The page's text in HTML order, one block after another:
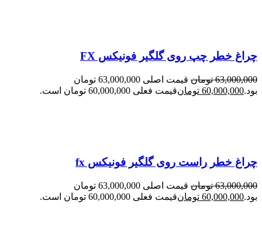
چراغ خطر چپ روی گلگیر فونیکس FX
63,000,000 تومان
قیمت اصلی 63,000,000 تومان
بود.60,000,000 تومانقیمت فعلی 60,000,000 تومان است.
چراغ خطر راست روی گلگیر فونیکس fx
63,000,000 تومان
قیمت اصلی 63,000,000 تومان
بود.60,000,000 تومانقیمت فعلی 60,000,000 تومان است.